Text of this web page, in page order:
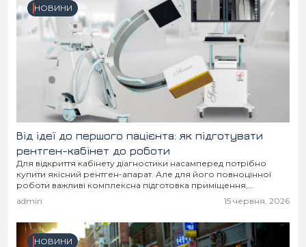
НОВИНИ
Від ідеї до першого пацієнта: як підготувати
рентген-кабінет до роботи
Для відкриття кабінету діагностики насамперед потрібно
купити якісний рентген-апарат. Але для його повноцінної
роботи важливі комплексна підготовка приміщення,
організація робочих процесів і дотримання вимог безпеки.
admin 15 червня, 2026
НОВИНИ